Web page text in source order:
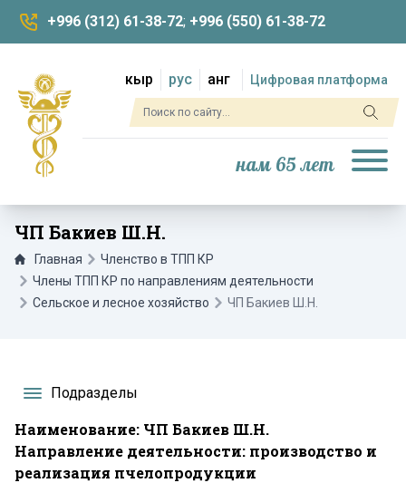
+996 (312) 61-38-72; +996 (550) 61-38-72
кыр рус анг Цифровая платформа
нам 65 лет
ЧП Бакиев Ш.Н.
Главная
Членство в ТПП КР
Члены ТПП КР по направлениям деятельности
Сельское и лесное хозяйство
ЧП Бакиев Ш.Н.
Подразделы
Наименование: ЧП Бакиев Ш.Н.
Направление деятельности: производство и
реализация пчелопродукции